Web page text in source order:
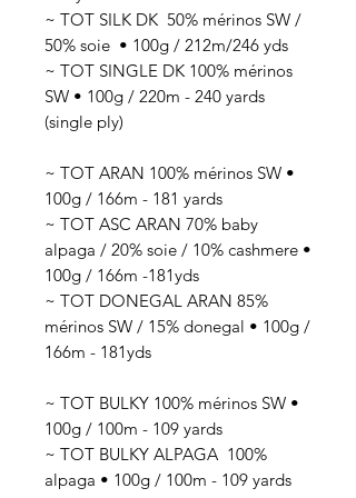
~ TOT SILK DK 50% mérinos SW /
50% soie • 100g / 212m/246 yds
~ TOT SINGLE DK 100% mérinos
SW • 100g / 220m - 240 yards
(single ply)
~ TOT ARAN 100% mérinos SW •
100g / 166m - 181 yards
~ TOT ASC ARAN 70% baby
alpaga / 20% soie / 10% cashmere •
100g / 166m -181yds
~ TOT DONEGAL ARAN 85%
mérinos SW / 15% donegal • 100g /
166m - 181yds
~ TOT BULKY 100% mérinos SW •
100g / 100m - 109 yards
~ TOT BULKY ALPAGA 100%
alpaga • 100g / 100m - 109 yards